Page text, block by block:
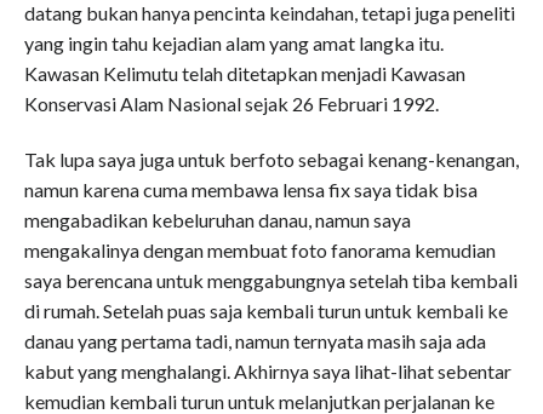
datang bukan hanya pencinta keindahan, tetapi juga peneliti
yang ingin tahu kejadian alam yang amat langka itu.
Kawasan Kelimutu telah ditetapkan menjadi Kawasan
Konservasi Alam Nasional sejak 26 Februari 1992.
Tak lupa saya juga untuk berfoto sebagai kenang-kenangan,
namun karena cuma membawa lensa fix saya tidak bisa
mengabadikan kebeluruhan danau, namun saya
mengakalinya dengan membuat foto fanorama kemudian
saya berencana untuk menggabungnya setelah tiba kembali
di rumah. Setelah puas saja kembali turun untuk kembali ke
danau yang pertama tadi, namun ternyata masih saja ada
kabut yang menghalangi. Akhirnya saya lihat-lihat sebentar
kemudian kembali turun untuk melanjutkan perjalanan ke